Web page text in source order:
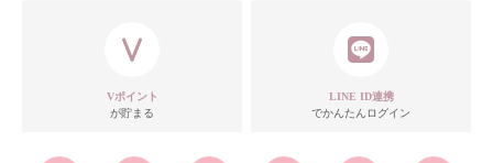
Vポイント
が貯まる
LINE ID連携
でかんたんログイン